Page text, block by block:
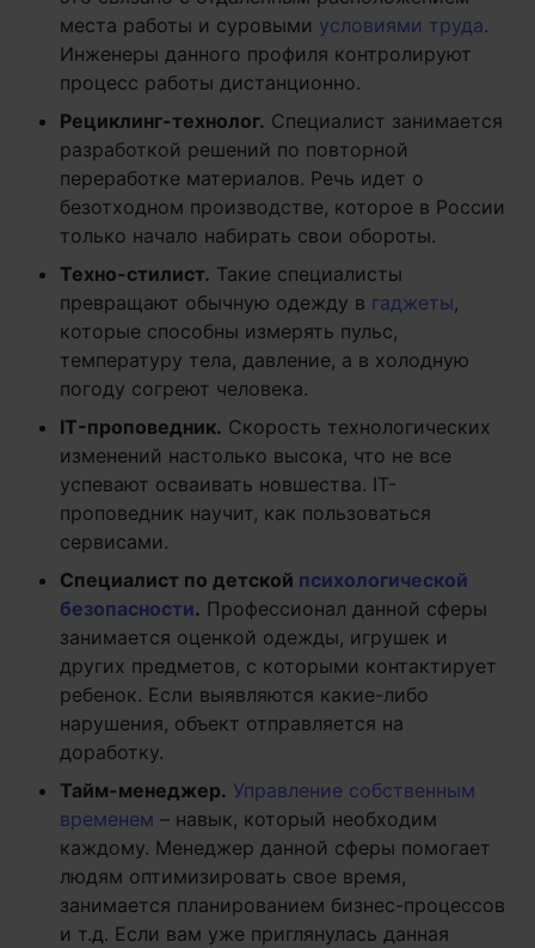
места работы и суровыми условиями труда.
Инженеры данного профиля контролируют
процесс работы дистанционно.
Рециклинг-технолог. Специалист занимается
разработкой решений по повторной
переработке материалов. Речь идет о
безотходном производстве, которое в России
только начало набирать свои обороты.
Техно-стилист. Такие специалисты
превращают обычную одежду в гаджеты,
которые способны измерять пульс,
температуру тела, давление, а в холодную
погоду согреют человека.
IT-проповедник. Скорость технологических
изменений настолько высока, что не все
успевают осваивать новшества. IT-
проповедник научит, как пользоваться
сервисами.
Специалист по детской психологической
безопасности. Профессионал данной сферы
занимается оценкой одежды, игрушек и
других предметов, с которыми контактирует
ребенок. Если выявляются какие-либо
нарушения, объект отправляется на
доработку.
Тайм-менеджер. Управление собственным
временем – навык, который необходим
каждому. Менеджер данной сферы помогает
людям оптимизировать свое время,
занимается планированием бизнес-процессов
и т.д. Если вам уже приглянулась данная